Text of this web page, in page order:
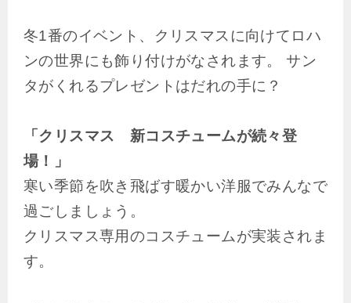
冬1番のイベント、クリスマスに向けてロハ
ンの世界にも飾り付けがなされます。 サン
タがくれるプレゼントはだれの手に？
「クリスマス 新コスチュームが続々登
場！」
寒い季節を吹き飛ばす暖かい洋服でみんなで
過ごしましょう。
クリスマス専用のコスチュームが実装されま
す。